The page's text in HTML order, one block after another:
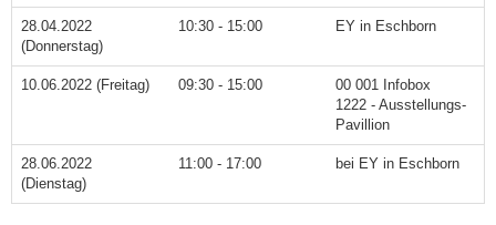
28.04.2022
(Donnerstag)
10:30 - 15:00 EY in Eschborn
10.06.2022 (Freitag) 09:30 - 15:00
00 001 Infobox
1222 - Ausstellungs-
Pavillion
28.06.2022
(Dienstag)
11:00 - 17:00 bei EY in Eschborn